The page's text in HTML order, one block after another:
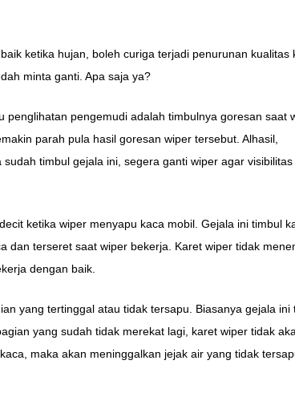
ketika hujan, boleh curiga terjadi penurunan kualitas
minta ganti. Apa saja ya?
penglihatan pengemudi adalah timbulnya goresan saat
parah pula hasil goresan wiper tersebut. Alhasil,
timbul gejala ini, segera ganti wiper agar visibilitas
ketika wiper menyapu kaca mobil. Gejala ini timbul
dan terseret saat wiper bekerja. Karet wiper tidak
dengan baik.
yang tertinggal atau tidak tersapu. Biasanya gejala ini
yang sudah tidak merekat lagi, karet wiper tidak
maka akan meninggalkan jejak air yang tidak